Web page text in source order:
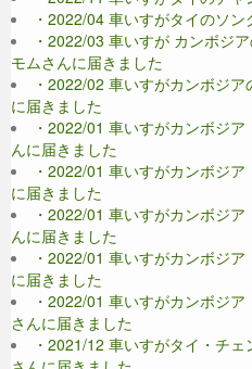
・2022/04 車いすがタイのソ
・2022/03 車いすが カンボジ
モムさんに届きました
・2022/02 車いすがカンボジ
に届きました
・2022/01 車いすがカンボジ
んに届きました
・2022/01 車いすがカンボジ
に届きました
・2022/01 車いすがカンボジ
んに届きました
・2022/01 車いすがカンボジ
に届きました
・2022/01 車いすがカンボジ
さんに届きました
・2021/12 車いすがタイ・チ